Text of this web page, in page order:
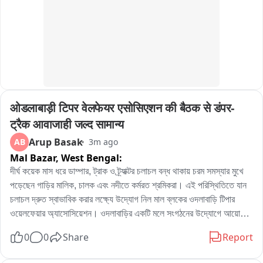
ओडलाबाड़ी टिपर वेलफेयर एसोसिएशन की बैठक से डंपर-
ट्रैक आवाजाही जल्द सामान्य
AB Arup Basak 3m ago
Mal Bazar, West Bengal:
দীর্ঘ কয়েক মাস ধরে ডাম্পার, ট্রাক ও ট্র্যাক্টর চলাচল বন্ধ থাকায় চরম সমস্যার মুখে
পড়েছেন গাড়ির মালিক, চালক এবং নদীতে কর্মরত শ্রমিকরা। এই পরিস্থিতিতে যান
চলাচল দ্রুত স্বাভাবিক করার লক্ষ্যে উদ্যোগ নিল মাল ব্লকের ওদলাবাড়ি টিপার
ওয়েলফেয়ার অ্যাসোসিয়েশন। ওদলাবাড়ির একটি মলে সংগঠনের উদ্যোগে আয়োজিত
পেশার সঙ্গে যুক্ত বহু মানুষ উপস্থিত ছিলেন। বৈঠকে রাজনৈতিক বিভাজনের ঊর্ধ্বে
0 0 Share Report